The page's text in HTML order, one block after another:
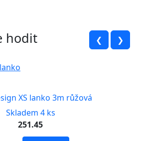
hodit ❮ ❯
XS lanko 3m růžová
Skladem 4 ks
251.45